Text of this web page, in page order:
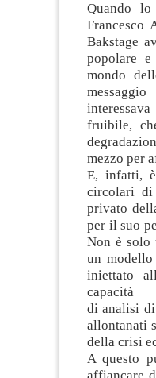
Quando lo
Francesco
Bakstage
popolare
mondo
fruibile,
mezzo per
E, infatti,
circolari di
privato
per il suo
Non è solo
un
iniettato
capacità
di analisi
allontanati
della crisi
A questo